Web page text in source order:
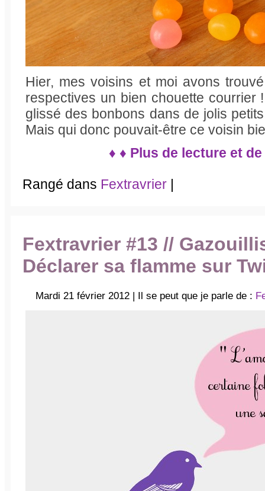
Hier, mes voisins et moi avons
respectives un bien chouette courrier
glissé des bonbons dans de jolis
Mais qui donc pouvait-être ce voisin
♦ ♦ Plus de lecture et
Rangé dans Fextravrier |
Fextravrier #13 //
Déclarer sa flamme sur
Mardi 21 février 2012 | Il se peut que je parle de :